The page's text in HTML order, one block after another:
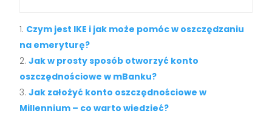
Czym jest IKE i jak może pomóc w oszczędzaniu
na emeryturę?
Jak w prosty sposób otworzyć konto
oszczędnościowe w mBanku?
Jak założyć konto oszczędnościowe w
Millennium – co warto wiedzieć?